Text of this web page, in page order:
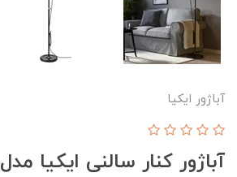
آباژور ایکیا
آباژور کنار سالنی ایکیا مدل